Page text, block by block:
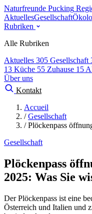
Naturfreunde Pucking
AktuellesGesellschaft
Rubriken
Alle Rubriken
Aktuelles 305 Gesellschaft
13 Küche 55 Zuhause 15
Über uns
Kontakt
Accueil
/ Gesellschaft
/ Plöckenpass
Gesellschaft
Plöckenpass
2025: Was Sie
Der Plöckenpass ist eine
Österreich und Italien und